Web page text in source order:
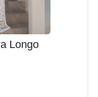
Longo